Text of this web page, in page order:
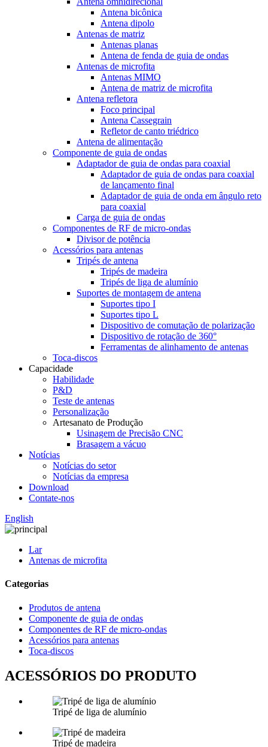
Antena bicônica
Antena dipolo
Antenas de matriz
Antenas planas
Antena de fenda de guia de ondas
Antenas de microfita
Antenas MIMO
Antena de matriz de microfita
Antena refletora
Foco principal
Antena Cassegrain
Refletor de canto triédrico
Antena de alimentação
Componente de guia de ondas
Adaptador de guia de ondas para coaxial
Adaptador de guia de ondas para coaxial
de lançamento final
Adaptador de guia de onda em ângulo reto
para coaxial
Carga de guia de ondas
Componentes de RF de micro-ondas
Divisor de potência
Acessórios para antenas
Tripés de antena
Tripés de madeira
Tripés de liga de alumínio
Suportes de montagem de antena
Suportes tipo I
Suportes tipo L
Dispositivo de comutação de polarização
Dispositivo de rotação de 360°
Ferramentas de alinhamento de antenas
Toca-discos
Capacidade
Habilidade
P&D
Teste de antenas
Personalização
Artesanato de Produção
Usinagem de Precisão CNC
Brasagem a vácuo
Notícias
Notícias do setor
Notícias da empresa
Download
Contate-nos
English
Lar
Antenas de microfita
Categorias
Produtos de antena
Componente de guia de ondas
Componentes de RF de micro-ondas
Acessórios para antenas
Toca-discos
ACESSÓRIOS DO PRODUTO
Tripé de liga de alumínio
Tripé de madeira